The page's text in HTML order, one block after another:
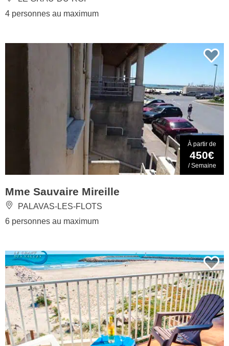
4 personnes au maximum
À partir de
450€
/ Semaine
Mme Sauvaire Mireille
PALAVAS-LES-FLOTS
6 personnes au maximum